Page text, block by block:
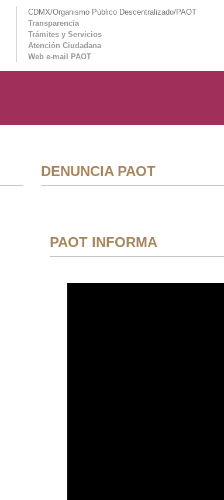
CDMX/Organismo Público Descentralizado/PAOT
Transparencia
Trámites y Servicios
Atención Ciudadana
Web e-mail PAOT
DENUNCIA PAOT
PAOT INFORMA